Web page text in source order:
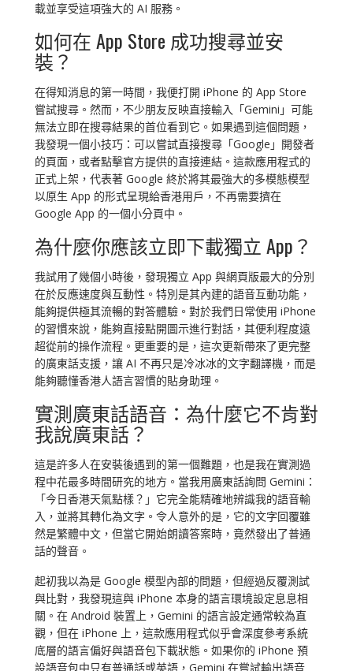
載並享受這項強大的 AI 服務。
如何在 App Store 成功搜尋並安
裝？
在得知消息的第一時間，我便打開 iPhone 的 App Store
嘗試搜尋。然而，不少朋友反映直接輸入「Gemini」可能
無法立即在搜尋結果的首位看到它。如果遇到這個問題，
我發現一個小技巧：可以嘗試直接搜尋「Google」開發者
的頁面，或者點擊官方提供的直接連結。這款應用程式的
正式上架，代表著 Google 終於將其最強大的多模態模型
以原生 App 的形式呈現給香港用戶，不再需要擠在
Google App 的一個小分頁中。
為什麼你應該立即下載獨立 App？
我試用了幾個小時後，發現獨立 App 與網頁版最大的分別
在於反應速度與互動性。特別是其內建的語音互動功能，
能夠提供極其流暢的對答體驗。對於我們日常使用 iPhone
的習慣來說，能夠直接點開圖示進行對話，其便利程度遠
超從前的操作流程。更重要的是，這次更新帶來了更完整
的廣東話支援，讓 AI 不再只是冷冰冰的文字翻譯機，而是
能夠聽懂香港人語言習慣的貼身助理。
實測廣東話語音：為什麼它不肯對
我說廣東話？
這是許多人在安裝後遇到的第一個難題，也是我在實測過
程中花最多時間研究的地方。當我用廣東話詢問 Gemini：
「今日香港天氣點樣？」它完全能精確地辨識我的語音輸
入，並將其轉化為文字。令人意外的是，它的文字回覆雖
然是繁體中文，但當它開始朗讀答案時，竟然發出了普通
話的聲音。
起初我以為是 Google 模型內部的問題，但經過反覆測試
與比對，我發現這與 iPhone 本身的語言環境設定息息相
關。在 Android 裝置上，Gemini 的語言設定通常較為直
觀，但在 iPhone 上，這款應用程式似乎會深度參考系統
底層的語言偏好與語音包下載狀態。如果你的 iPhone 預
設語音包中只有普通話或英語，Gemini 在嘗試輸出語音